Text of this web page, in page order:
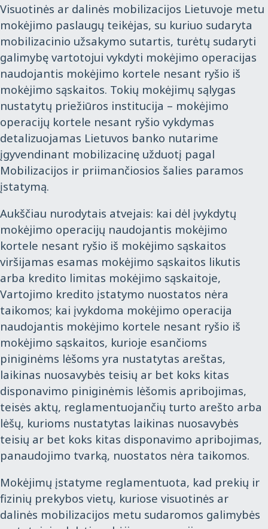
Visuotinės ar dalinės mobilizacijos Lietuvoje metu
mokėjimo paslaugų teikėjas, su kuriuo sudaryta
mobilizacinio užsakymo sutartis, turėtų sudaryti
galimybę vartotojui vykdyti mokėjimo operacijas
naudojantis mokėjimo kortele nesant ryšio iš
mokėjimo sąskaitos. Tokių mokėjimų sąlygas
nustatytų priežiūros institucija – mokėjimo
operacijų kortele nesant ryšio vykdymas
detalizuojamas Lietuvos banko nutarime
įgyvendinant mobilizacinę užduotį pagal
Mobilizacijos ir priimančiosios šalies paramos
įstatymą.
Aukščiau nurodytais atvejais: kai dėl įvykdytų
mokėjimo operacijų naudojantis mokėjimo
kortele nesant ryšio iš mokėjimo sąskaitos
viršijamas esamas mokėjimo sąskaitos likutis
arba kredito limitas mokėjimo sąskaitoje,
Vartojimo kredito įstatymo nuostatos nėra
taikomos; kai įvykdoma mokėjimo operacija
naudojantis mokėjimo kortele nesant ryšio iš
mokėjimo sąskaitos, kurioje esančioms
piniginėms lėšoms yra nustatytas areštas,
laikinas nuosavybės teisių ar bet koks kitas
disponavimo piniginėmis lėšomis apribojimas,
teisės aktų, reglamentuojančių turto arešto arba
lėšų, kurioms nustatytas laikinas nuosavybės
teisių ar bet koks kitas disponavimo apribojimas,
panaudojimo tvarką, nuostatos nėra taikomos.
Mokėjimų įstatyme reglamentuota, kad prekių ir
fizinių prekybos vietų, kuriose visuotinės ar
dalinės mobilizacijos metu sudaromos galimybės